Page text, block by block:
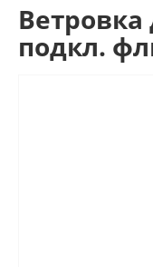
подкл.